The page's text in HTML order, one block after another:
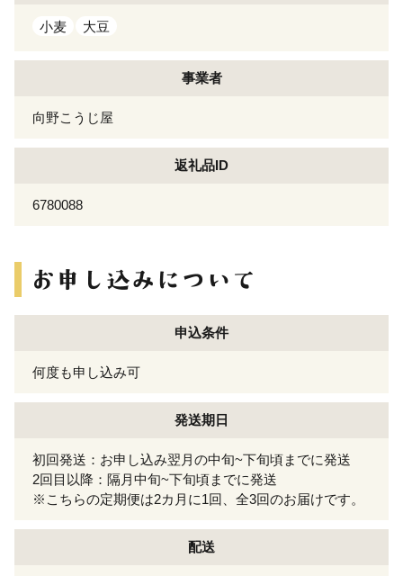
小麦 大豆
事業者
向野こうじ屋
返礼品ID
6780088
申込条件
何度も申し込み可
発送期日
初回発送：お申し込み翌月の中旬~下旬頃までに発送
2回目以降：隔月中旬~下旬頃までに発送
※こちらの定期便は2カ月に1回、全3回のお届けです。
配送